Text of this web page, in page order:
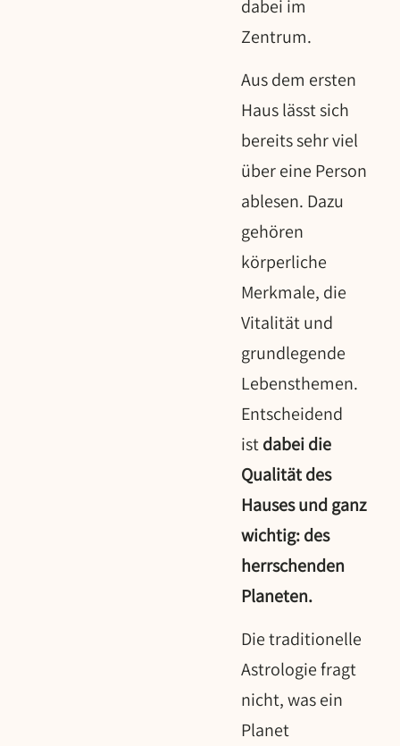
dabei im
Zentrum.
Aus dem ersten
Haus lässt sich
bereits sehr viel
über eine Person
ablesen. Dazu
gehören
körperliche
Merkmale, die
Vitalität und
grundlegende
Lebensthemen.
Entscheidend
istdabei die
Qualität des
Hauses und ganz
wichtig: des
herrschenden
Planeten.
Die traditionelle
Astrologie fragt
nicht, was ein
Planet